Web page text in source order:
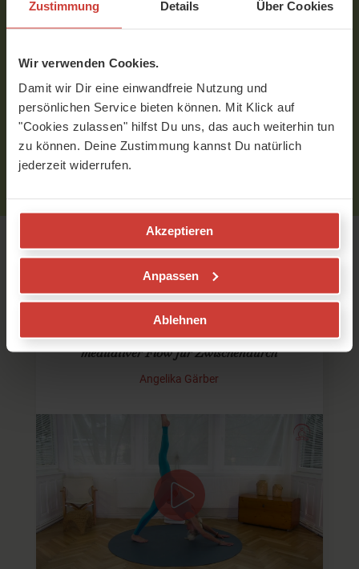
Zustimmung Details Über Cookies
Wir verwenden Cookies.
Damit wir Dir eine einwandfreie Nutzung und
persönlichen Service bieten können. Mit Klick auf
"Cookies zulassen" hilfst Du uns, das auch weiterhin tun
zu können. Deine Zustimmung kannst Du natürlich
jederzeit widerrufen.
Akzeptieren
Anpassen
Ablehnen
Um Kommentare schreiben zu können, musst Du
eingeloggt sein.
BitteloggeDich zuerst ein bzw.registriereDich.
Empfohlene Videos
Tri Yoga-Quickie 1
meditativer Flow für Zwischendurch
Angelika Gärber
Erstes Video der Serie
Dieses Tri Yoga - Video für Fortgeschrittene führt Dich
durch einen meditativen Flow am Boden. Mit nur 13
Minuten Länge ist es ideal, wenn Du mal wenig Zeit hast
oder es vor…